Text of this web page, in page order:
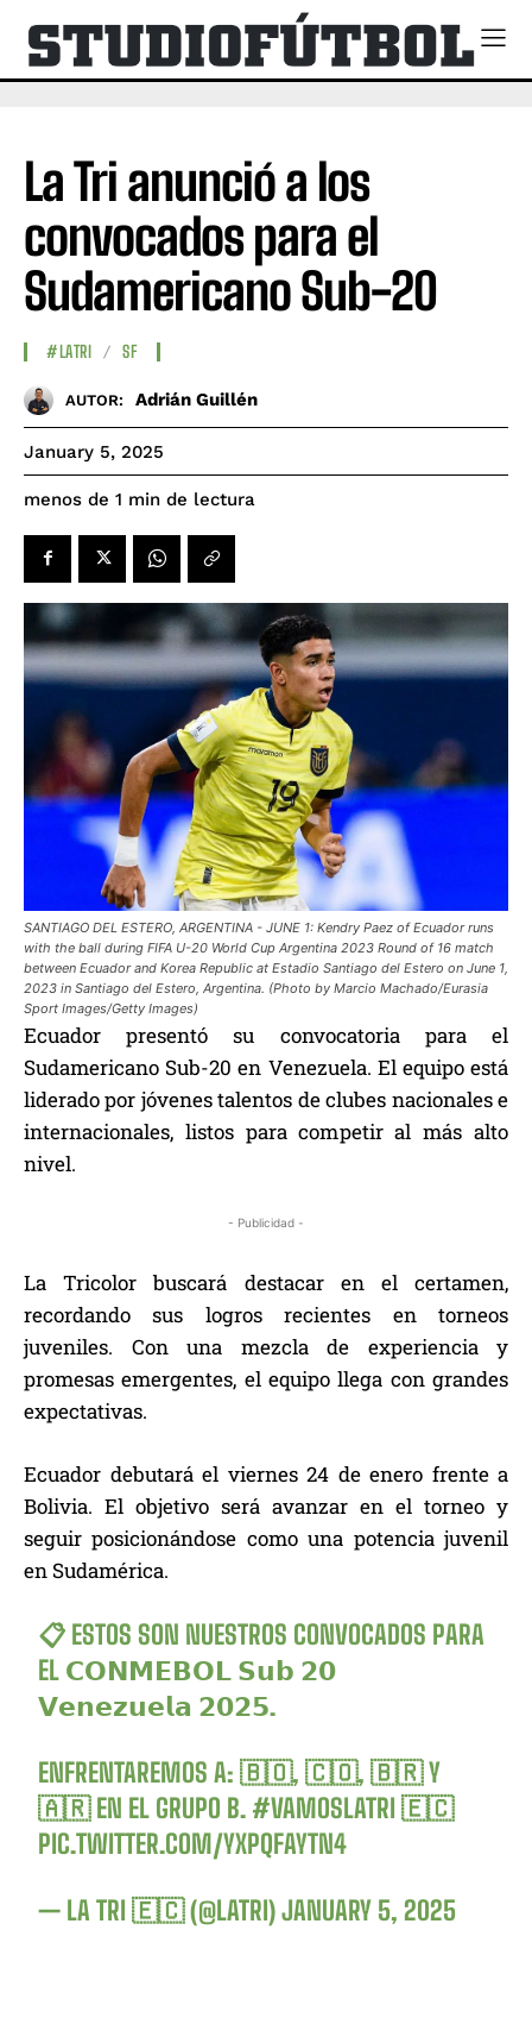
La Tri anunció a los
convocados para el
Sudamericano Sub-20
#LATRI SF
AUTOR: Adrián Guillén
January 5, 2025
menos de 1 min de lectura
SANTIAGO DEL ESTERO, ARGENTINA - JUNE 1: Kendry Paez of Ecuador runs
with the ball during FIFA U-20 World Cup Argentina 2023 Round of 16 match
between Ecuador and Korea Republic at Estadio Santiago del Estero on June 1,
2023 in Santiago del Estero, Argentina. (Photo by Marcio Machado/Eurasia
Sport Images/Getty Images)
Ecuador presentó su convocatoria para el
Sudamericano Sub-20 en Venezuela. El equipo está
liderado por jóvenes talentos de clubes nacionales e
internacionales, listos para competir al más alto
nivel.
- Publicidad -
La Tricolor buscará destacar en el certamen,
recordando sus logros recientes en torneos
juveniles. Con una mezcla de experiencia y
promesas emergentes, el equipo llega con grandes
expectativas.
Ecuador debutará el viernes 24 de enero frente a
Bolivia. El objetivo será avanzar en el torneo y
seguir posicionándose como una potencia juvenil
en Sudamérica.
📋 ESTOS SON NUESTROS CONVOCADOS PARA
EL 𝗖𝗢𝗡𝗠𝗘𝗕𝗢𝗟 𝗦𝘂𝗯 𝟮𝟬
𝗩𝗲𝗻𝗲𝘇𝘂𝗲𝗹𝗮 𝟮𝟬𝟮𝟱.
ENFRENTAREMOS A: 🇧🇴, 🇨🇴, 🇧🇷 Y
🇦🇷 EN EL GRUPO B.#VAMOSLATRI 🇪🇨
PIC.TWITTER.COM/YXPQFAYTN4
— LA TRI 🇪🇨 (@LATRI)JANUARY 5, 2025